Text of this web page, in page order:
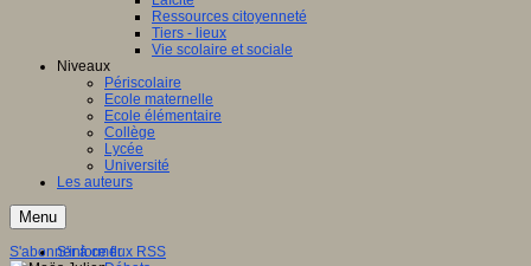
Ressources citoyenneté
Tiers - lieux
Vie scolaire et sociale
Niveaux
Périscolaire
Ecole maternelle
Ecole élémentaire
Collège
Lycée
Université
Les auteurs
Menu
S'informer
S'abonner à ce flux RSS